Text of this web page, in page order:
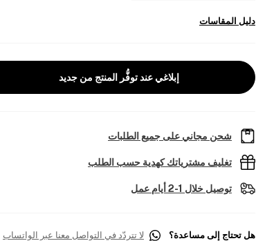
دليل المقاسات
إبلاغي عند توفُّر المنتج من جديد
شحن مجاني على جميع الطلبات
تغليف مشترياتك كهدية حسب الطلب
توصيل خلال 1-2 أيام عمل
هل تحتاج إلى مساعدة؟ لا تتردّد في التواصل معنا عبر الواتساب